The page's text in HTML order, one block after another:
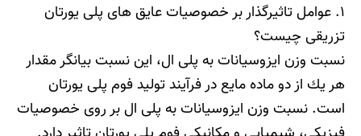
1. عوامل تاثیرگذار بر خصوصیات عایق های پلی یورتان
تزریقی چیست؟
نسبت وزن ايزوسيانات به پلی ال، اين نسبت بيانگر مقدار
هر يك از دو ماده مايع در فرآيند توليد فوم پلی يورتان
است. نسبت وزن ايزوسيانات به پلی ال بر روی خصوصيات